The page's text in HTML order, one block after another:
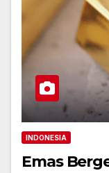
INDONESIA
Emas